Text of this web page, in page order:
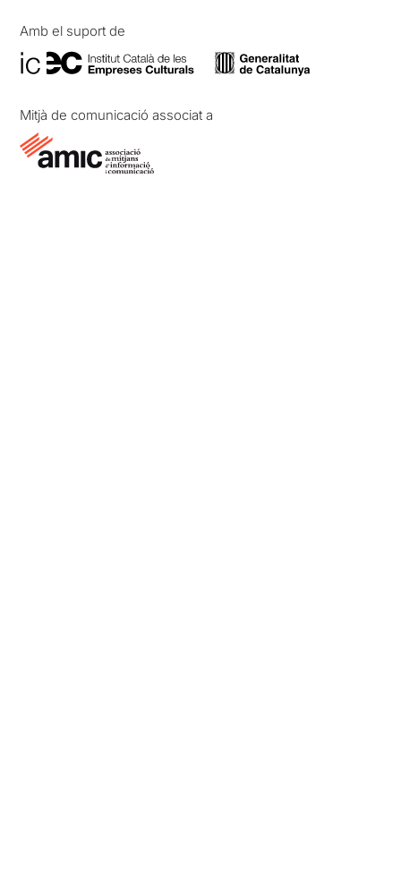
Amb el suport de
Mitjà de comunicació associat a